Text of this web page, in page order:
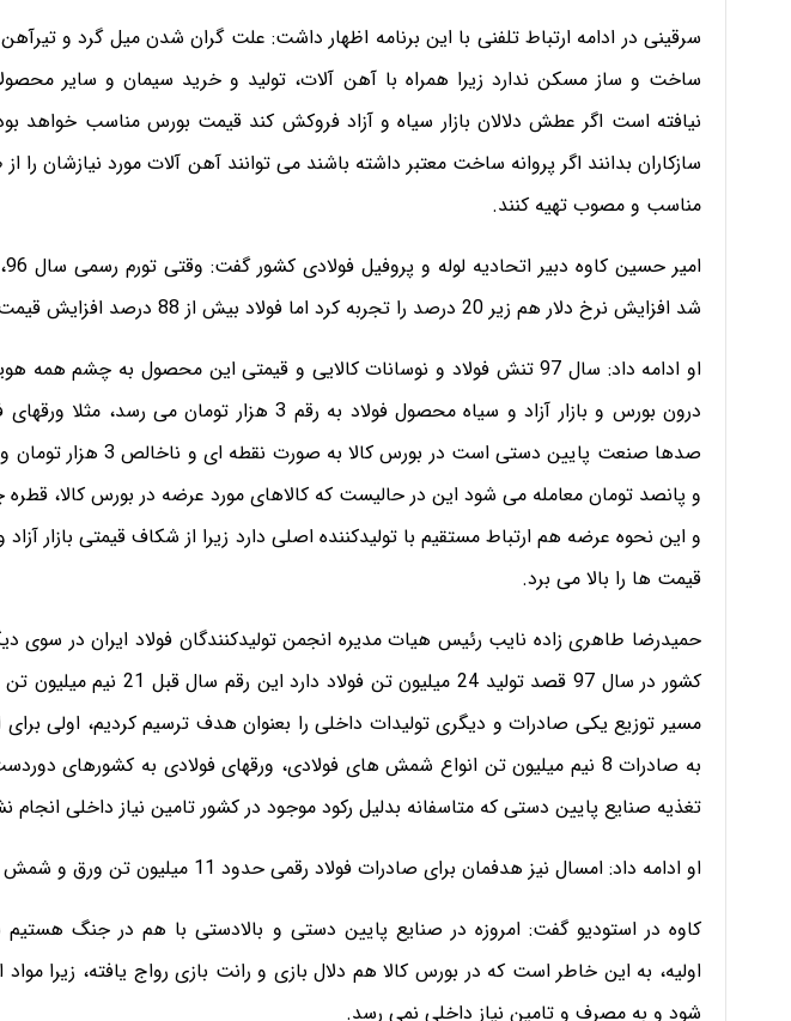
سرقینی در ادامه ارتباط تلفنی با این برنامه اظهار داشت: علت گران شدن میل گرد و تیرآهن
ساخت و ساز مسکن ندارد زیرا همراه با آهن آلات، تولید و خرید سیمان و سایر
نیافته است اگر عطش دلالان بازار سیاه و آزاد فروکش کند قیمت بورس مناسب خواهد
سازکاران بدانند اگر پروانه ساخت معتبر داشته باشند می توانند آهن آلات مورد نیازشان را
مناسب و مصوب تهیه کنند.
شد افزایش نرخ دلار هم زیر 20 درصد را تجربه کرد اما فولاد بیش از 88 درصد افزایش قیمت را رقم زد.
او ادامه داد: سال 97 تنش فولاد و نوسانات کالایی و قیمتی این محصول به چشم
درون بورس و بازار آزاد و سیاه محصول فولاد به رقم 3 هزار
و پانصد تومان معامله می شود این در حالیست که کالاهای مورد عرضه در بورس کالا،
و این نحوه عرضه هم ارتباط مستقیم با تولیدکننده اصلی دارد زیرا از شکاف قیمتی بازار
قیمت ها را بالا می برد.
حمیدرضا طاهری زاده نایب رئیس هیات مدیره انجمن تولیدکنندگان فولاد ایران در سوی
کشور در سال 97 قصد تولید 24 میلیون تن
مسیر توزیع یکی صادرات و دیگری تولیدات داخلی را بعنوان هدف ترسیم کردیم، اولی برای
به صادرات 8 نیم میلیون تن انواع شمش های فولادی، ورقهای فولادی به کشورهای
تغذیه صنایع پایین دستی که متاسفانه بدلیل رکود موجود در کشور تامین نیاز داخلی انجام
او ادامه داد: امسال نیز هدفمان برای صادرات فولاد رقمی حدود 11 میلیون تن ورق و شمش فولاد است.
کاوه در استودیو گفت:­ امروزه در صنایع پایین دستی و بالادستی با هم در جنگ هستیم
اولیه، به این خاطر است که در بورس کالا هم دلال بازی و رانت بازی رواج یافته، زیرا
شود و به مصرف و تامین نیاز داخلی نمی رسد.